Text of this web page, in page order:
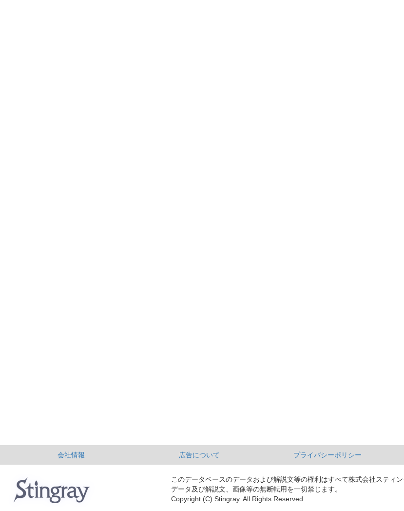
会社情報 広告について プライバシーポリシー
このデータベースのデータおよび解説文等の権利はすべて株式会社スティン
データ及び解説文、画像等の無断転用を一切禁じます。
Copyright (C) Stingray. All Rights Reserved.